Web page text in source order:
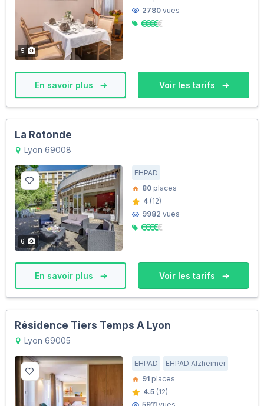
5
2780 vues
En savoir plus Voir les tarifs
La Rotonde
Lyon 69008
6
EHPAD
80 places
4 (12)
9982 vues
En savoir plus Voir les tarifs
Résidence Tiers Temps A Lyon
Lyon 69005
EHPAD
EHPAD Alzheimer
91 places
4.5 (12)